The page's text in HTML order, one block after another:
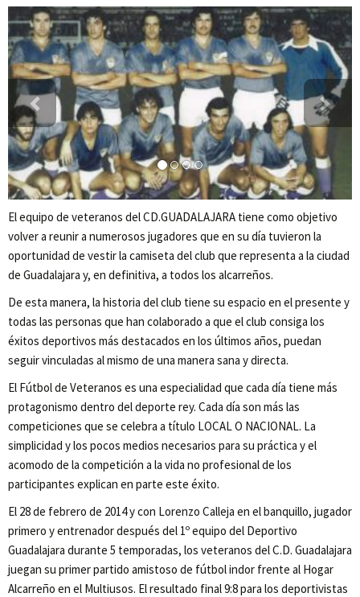
Anterior Siguiente
El equipo de veteranos del CD.GUADALAJARA tiene como objetivo
volver a reunir a numerosos jugadores que en su día tuvieron la
oportunidad de vestir la camiseta del club que representa a la ciudad
de Guadalajara y, en definitiva, a todos los alcarreños.
De esta manera, la historia del club tiene su espacio en el presente y
todas las personas que han colaborado a que el club consiga los
éxitos deportivos más destacados en los últimos años, puedan
seguir vinculadas al mismo de una manera sana y directa.
El Fútbol de Veteranos es una especialidad que cada día tiene más
protagonismo dentro del deporte rey. Cada día son más las
competiciones que se celebra a título LOCAL O NACIONAL. La
simplicidad y los pocos medios necesarios para su práctica y el
acomodo de la competición a la vida no profesional de los
participantes explican en parte este éxito.
El 28 de febrero de 2014 y con Lorenzo Calleja en el banquillo, jugador
primero y entrenador después del 1º equipo del Deportivo
Guadalajara durante 5 temporadas, los veteranos del C.D. Guadalajara
juegan su primer partido amistoso de fútbol indor frente al Hogar
Alcarreño en el Multiusos. El resultado final 9:8 para los deportivistas